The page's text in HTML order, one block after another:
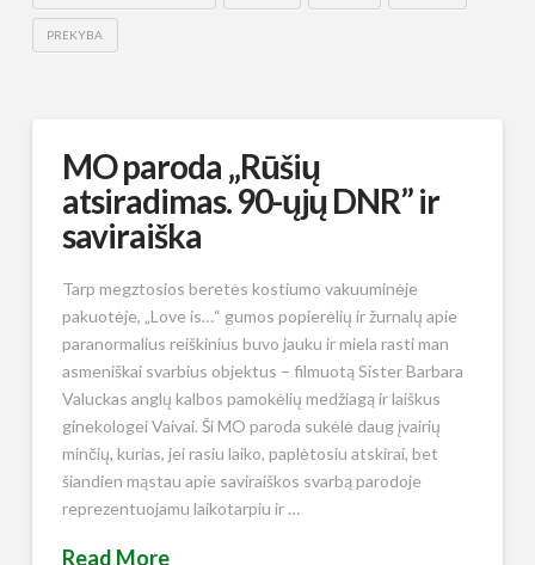
PREKYBA
MO paroda „Rūšių
atsiradimas. 90-ųjų DNR” ir
saviraiška
Tarp megztosios beretės kostiumo vakuuminėje
pakuotėje, „Love is…“ gumos popierėlių ir žurnalų apie
paranormalius reiškinius buvo jauku ir miela rasti man
asmeniškai svarbius objektus – filmuotą Sister Barbara
Valuckas anglų kalbos pamokėlių medžiagą ir laiškus
ginekologei Vaivai. Ši MO paroda sukėlė daug įvairių
minčių, kurias, jei rasiu laiko, paplėtosiu atskirai, bet
šiandien mąstau apie saviraiškos svarbą parodoje
reprezentuojamu laikotarpiu ir …
Read More